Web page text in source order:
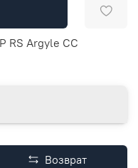
RS Argyle CC
Возврат